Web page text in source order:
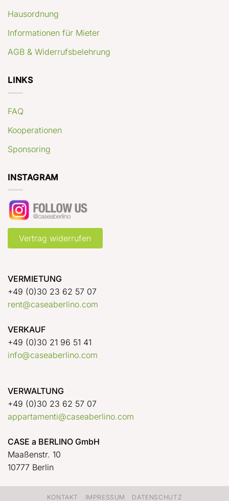
Hausordnung
Informationen für Mieter
AGB & Widerrufsbelehrung
LINKS
FAQ
Kooperationen
Sponsoring
INSTAGRAM
Vertrag widerrufen
VERMIETUNG
+49 (0)30 23 62 57 07
rent@caseaberlino.com
VERKAUF
+49 (0)30 21 96 51 41
info@caseaberlino.com
VERWALTUNG
+49 (0)30 23 62 57 07
appartamenti@caseaberlino.com
CASE a BERLINO GmbH
Maaßenstr. 10
10777 Berlin
KONTAKT IMPRESSUM DATENSCHUTZ